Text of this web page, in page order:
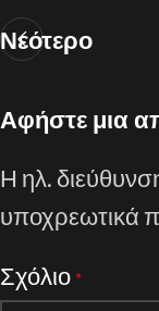
Νεότερο
Αφήστε μια
Η ηλ.
υποχρεωτικά
Σχόλιο *